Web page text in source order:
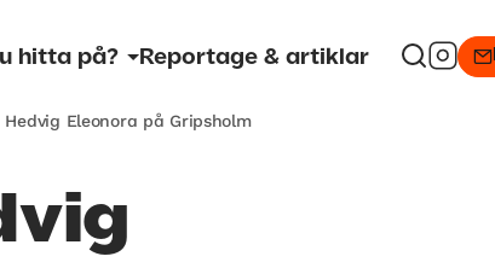
hitta på? Reportage & artiklar
Hedvig Eleonora på Gripsholm